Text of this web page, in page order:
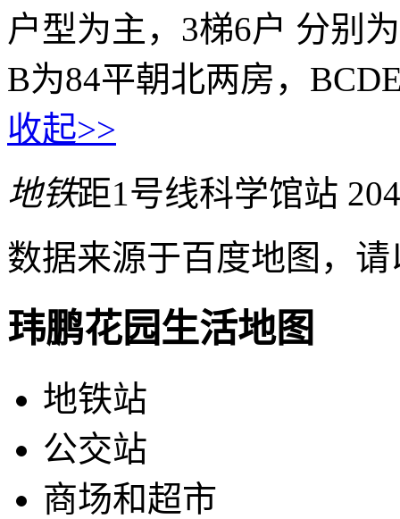
户型为主，3梯6户 分别
B为84平朝北两房，
收起>>
地铁距1号线科学馆站
数据来源于百度地图，
玮鹏花园生活地图
地铁站
公交站
商场和超市